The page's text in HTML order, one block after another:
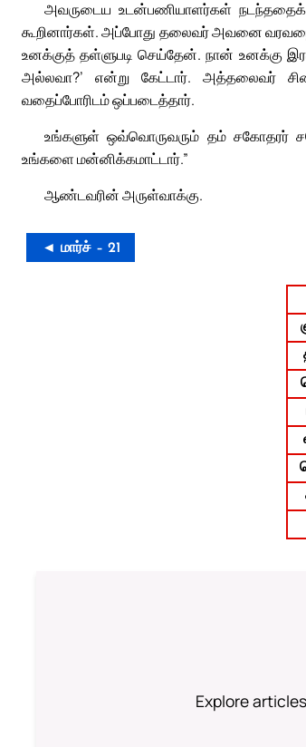
அவருடைய உடன்பணியாளர்கள் நடந்ததைக்
கூறினார்கள். அப்போது தலைவர் அவனை
உனக்குத் தள்ளுபடி செய்தேன். நான் உனக்கு
அல்லவா?’ என்று கேட்டார்.
வதைப்போரிடம் ஒப்படைத்தார்.
உங்களுள் ஒவ்வொருவரும் தம் சகோதரர்
உங்களை மன்னிக்கமாட்டார்.”
ஆண்டவரின் அருள்வாக்கு.
◄ மார்ச் – 21
Explore